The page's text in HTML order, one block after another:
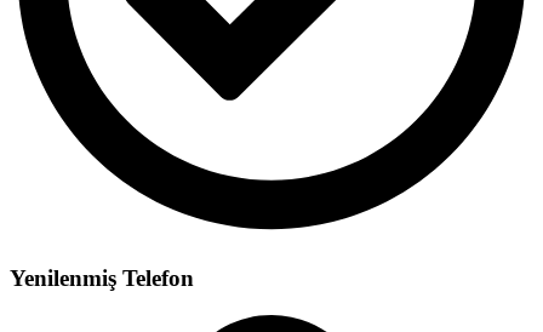
Yenilenmiş Telefon